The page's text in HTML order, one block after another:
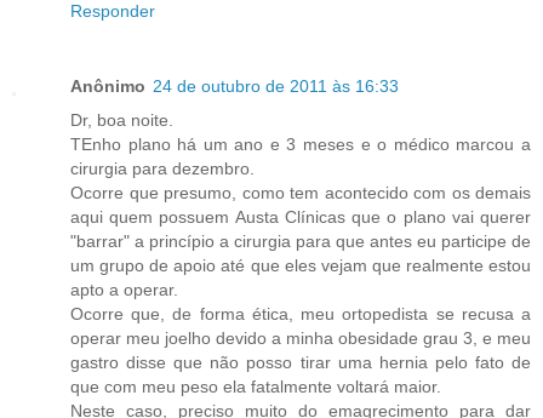
Responder
Anônimo 24 de outubro de 2011 às 16:33
Dr, boa noite.
TEnho plano há um ano e 3 meses e o médico marcou a
cirurgia para dezembro.
Ocorre que presumo, como tem acontecido com os demais
aqui quem possuem Austa Clínicas que o plano vai querer
"barrar" a princípio a cirurgia para que antes eu participe de
um grupo de apoio até que eles vejam que realmente estou
apto a operar.
Ocorre que, de forma ética, meu ortopedista se recusa a
operar meu joelho devido a minha obesidade grau 3, e meu
gastro disse que não posso tirar uma hernia pelo fato de
que com meu peso ela fatalmente voltará maior.
Neste caso, preciso muito do emagrecimento para dar